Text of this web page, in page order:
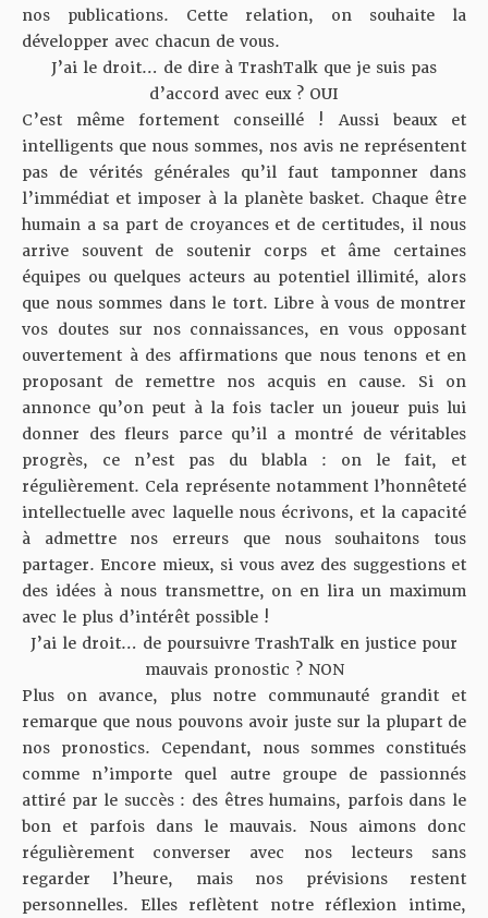
nos publications. Cette relation, on souhaite la
développer avec chacun de vous.
J’ai le droit… de dire à TrashTalk que je suis pas
d’accord avec eux ? OUI
C’est même fortement conseillé ! Aussi beaux et
intelligents que nous sommes, nos avis ne représentent
pas de vérités générales qu’il faut tamponner dans
l’immédiat et imposer à la planète basket. Chaque être
humain a sa part de croyances et de certitudes, il nous
arrive souvent de soutenir corps et âme certaines
équipes ou quelques acteurs au potentiel illimité, alors
que nous sommes dans le tort. Libre à vous de montrer
vos doutes sur nos connaissances, en vous opposant
ouvertement à des affirmations que nous tenons et en
proposant de remettre nos acquis en cause. Si on
annonce qu’on peut à la fois tacler un joueur puis lui
donner des fleurs parce qu’il a montré de véritables
progrès, ce n’est pas du blabla : on le fait, et
régulièrement. Cela représente notamment l’honnêteté
intellectuelle avec laquelle nous écrivons, et la capacité
à admettre nos erreurs que nous souhaitons tous
partager. Encore mieux, si vous avez des suggestions et
des idées à nous transmettre, on en lira un maximum
avec le plus d’intérêt possible !
J’ai le droit… de poursuivre TrashTalk en justice pour
mauvais pronostic ? NON
Plus on avance, plus notre communauté grandit et
remarque que nous pouvons avoir juste sur la plupart de
nos pronostics. Cependant, nous sommes constitués
comme n’importe quel autre groupe de passionnés
attiré par le succès : des êtres humains, parfois dans le
bon et parfois dans le mauvais. Nous aimons donc
régulièrement converser avec nos lecteurs sans
regarder l’heure, mais nos prévisions restent
personnelles. Elles reflètent notre réflexion intime,